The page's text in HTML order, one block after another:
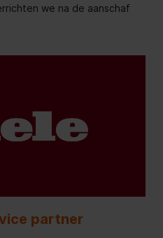
we na de aanschaf
partner